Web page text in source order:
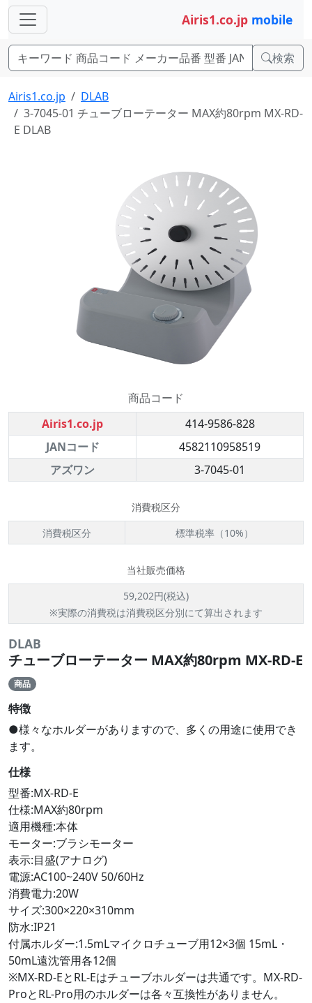
Airis1.co.jp mobile
検索
Airis1.co.jp
DLAB
3-7045-01 チューブローテーター MAX約80rpm MX-RD-
E DLAB
商品コード
Airis1.co.jp
414-9586-828
JANコード
4582110958519
アズワン
3-7045-01
消費税区分
消費税区分
標準税率（10%）
当社販売価格
59,202円(税込)
※実際の消費税は消費税区分別にて算出されます
DLAB
チューブローテーター MAX約80rpm MX-RD-E
商品
特徴
●様々なホルダーがありますので、多くの用途に使用でき
ます。
仕様
型番:MX-RD-E
仕様:MAX約80rpm
適用機種:本体
モーター:ブラシモーター
表示:目盛(アナログ)
電源:AC100~240V 50/60Hz
消費電力:20W
サイズ:300×220×310mm
防水:IP21
付属ホルダー:1.5mLマイクロチューブ用12×3個 15mL・
50mL遠沈管用各12個
※MX-RD-EとRL-Eはチューブホルダーは共通です。MX-RD-
ProとRL-Pro用のホルダーは各々互換性がありません。